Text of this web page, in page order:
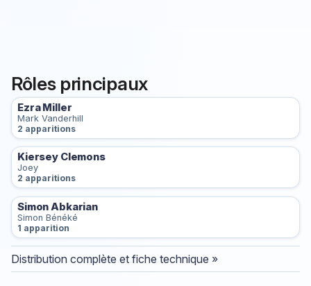
Rôles principaux
Ezra Miller
Mark Vanderhill
2 apparitions
Kiersey Clemons
Joey
2 apparitions
Simon Abkarian
Simon Bénéké
1 apparition
Distribution complète et fiche technique »